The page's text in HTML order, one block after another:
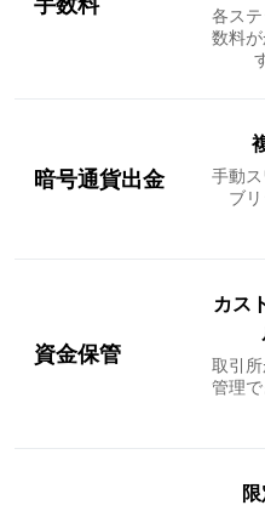
各ス
数料
暗号通貨出金
手動
ブリ
資金保管
カス
取引
管理で